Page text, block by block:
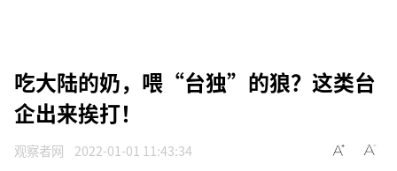
吃大陆的奶，喂“台独”的狼？这类台
企出来挨打！
观察者网 2022-01-01 11:43:34